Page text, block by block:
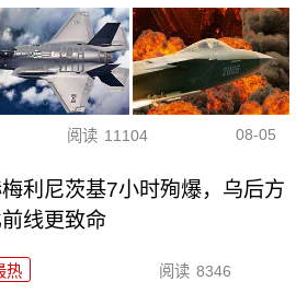
阅读 11104 08-05
利尼茨基7小时殉爆，乌后方
前线更致命
热 阅读 8346